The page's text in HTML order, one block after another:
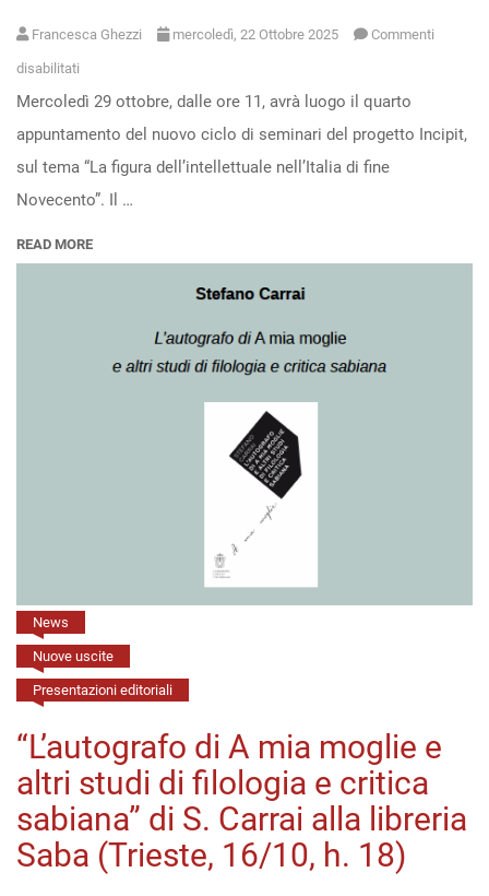
Francesca Ghezzi mercoledì, 22 Ottobre 2025 Commenti
disabilitati
I
seminari
di
Incipit
“La
dell’intellettuale
nell’Italia
Mercoledì 29 ottobre, dalle ore 11, avrà luogo il quarto
appuntamento del nuovo ciclo di seminari del progetto Incipit,
sul tema “La figura dell’intellettuale nell’Italia di fine
Novecento”. Il …
READ MORE
News
Nuove uscite
Presentazioni editoriali
“L’autografo di A mia moglie e
altri studi di filologia e critica
sabiana” di S. Carrai alla libreria
Saba (Trieste, 16/10, h. 18)